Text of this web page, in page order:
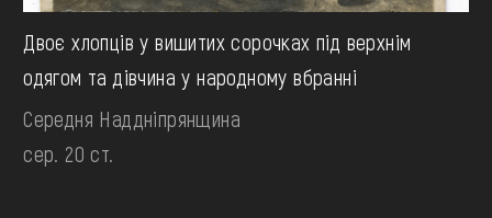
Двоє хлопців у вишитих сорочках під верхнім
одягом та дівчина у народному вбранні
Середня Наддніпрянщина
сер. 20 ст.